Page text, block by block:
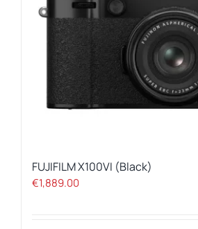
FUJIFILM X100VI (Black)
€1,889.00